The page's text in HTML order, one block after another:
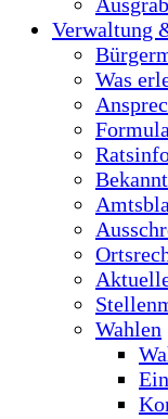
Verwaltung
Was
Wahlen